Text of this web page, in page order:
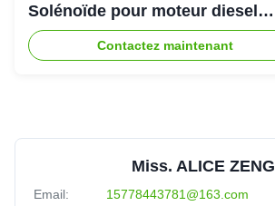
Solénoïde pour moteur diesel
Cummins 6CT
Contactez maintenant
Miss. ALICE ZENG
Email: 15778443781@163.com